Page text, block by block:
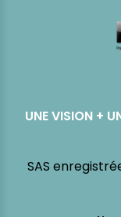
UNE VISION +
SAS